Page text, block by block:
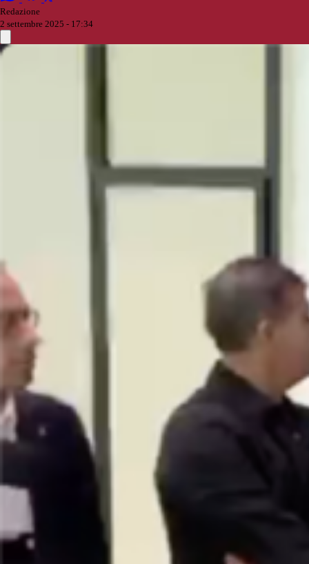
Redazione
2 settembre 2025 - 17:34